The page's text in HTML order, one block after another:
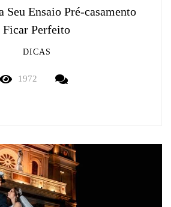
Seu Ensaio Pré-casamento
Ficar Perfeito
DICAS
1972